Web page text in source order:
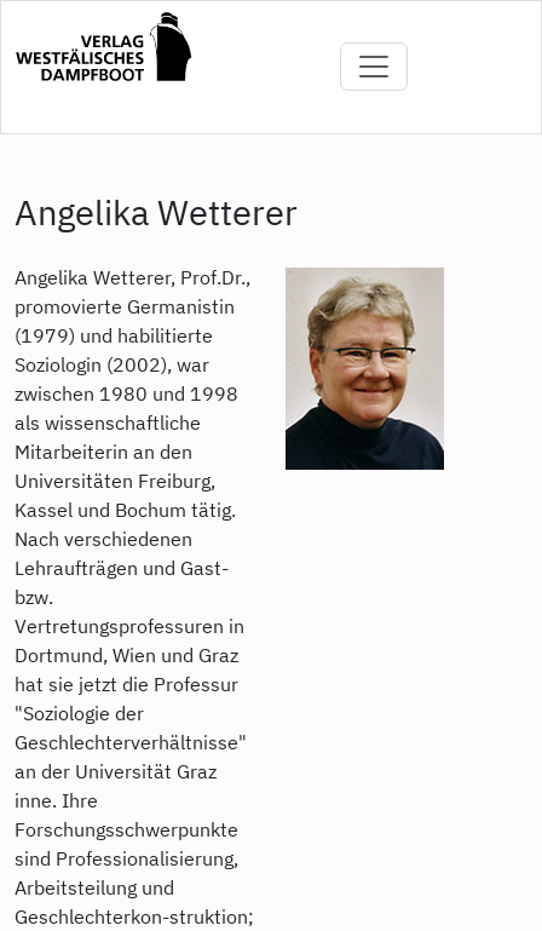
Inhalt
Angelika Wetterer
Angelika Wetterer, Prof.Dr.,
promovierte Germanistin
(1979) und habilitierte
Soziologin (2002), war
zwischen 1980 und 1998
als wissenschaftliche
Mitarbeiterin an den
Universitäten Freiburg,
Kassel und Bochum tätig.
Nach verschiedenen
Lehraufträgen und Gast-
bzw.
Vertretungsprofessuren in
Dortmund, Wien und Graz
hat sie jetzt die Professur
"Soziologie der
Geschlechterverhältnisse"
an der Universität Graz
inne. Ihre
Forschungsschwerpunkte
sind Professionalisierung,
Arbeitsteilung und
Geschlechterkon-struktion;